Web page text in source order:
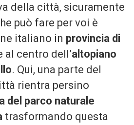
della città, sicuramente
può fare per voi è
italiano in provincia di
al centro dell’altopiano
. Qui, una parte del
rientra persino
del parco naturale
trasformando questa